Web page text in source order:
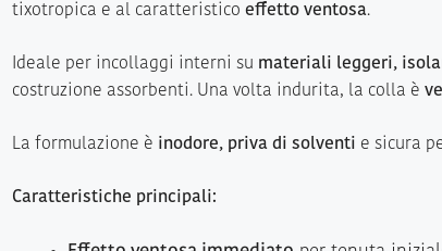
tixotropica e al caratteristico effetto ventosa.
Ideale per incollaggi interni su materiali leggeri,
costruzione assorbenti. Una volta indurita, la colla è
La formulazione è inodore, priva di solventi e sicura
Caratteristiche principali: